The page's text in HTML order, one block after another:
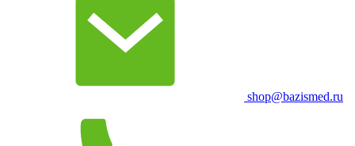
shop@bazismed.ru